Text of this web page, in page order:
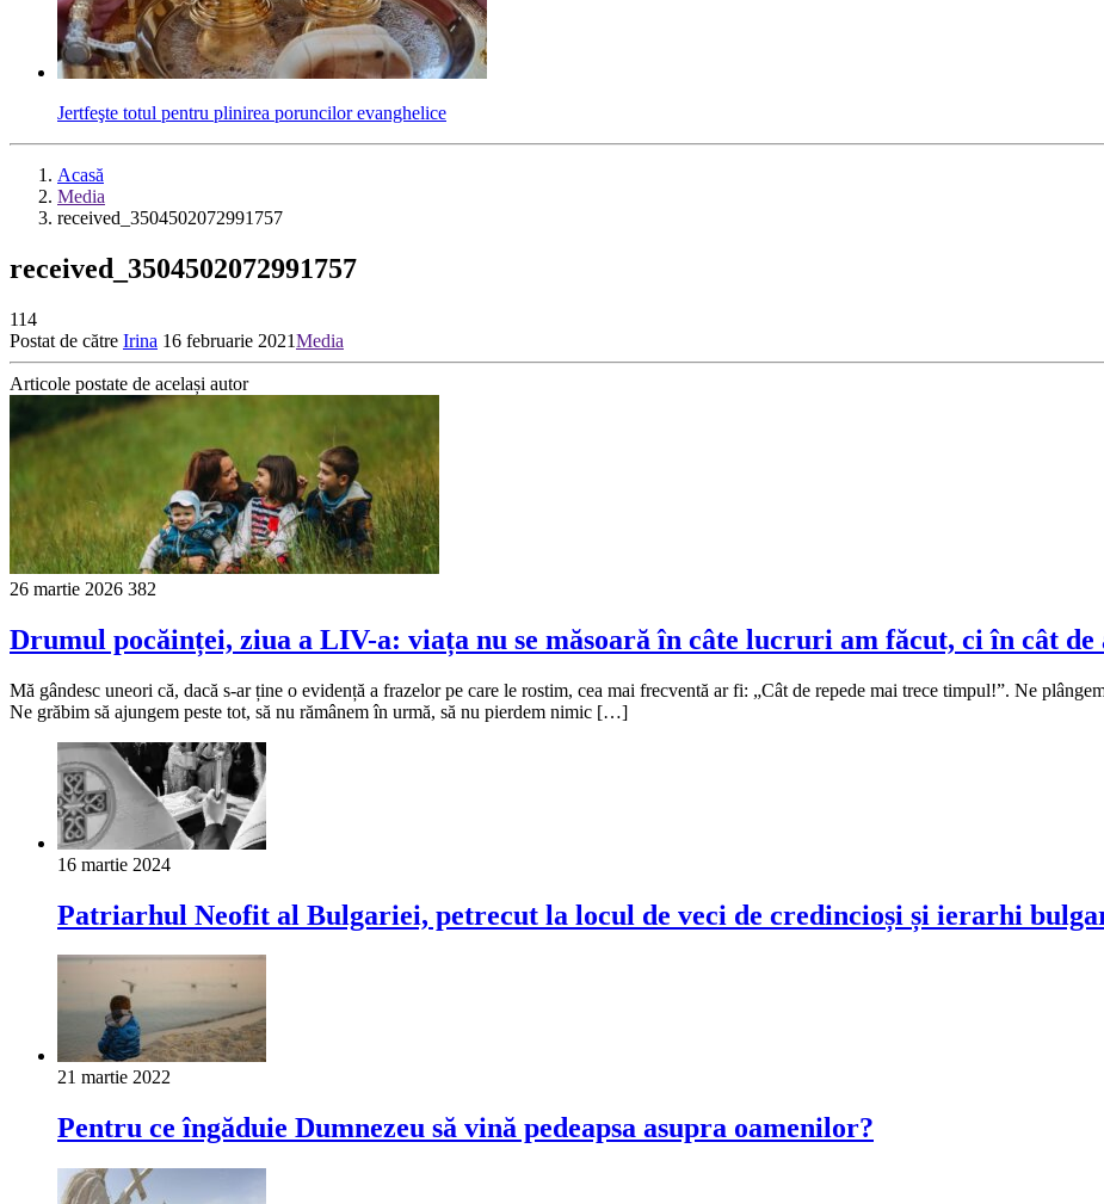
Jertfeşte totul pentru plinirea poruncilor evanghelice
Acasă
Media
received_3504502072991757
received_3504502072991757
114
Postat de către Irina 16 februarie 2021Media
Articole postate de același autor
26 martie 2026 382
Drumul pocăinței, ziua a LIV-a: viața nu se măsoară în câte lucruri am făcut, ci în cât de
Mă gândesc uneori că, dacă s-ar ține o evidență a frazelor pe care le rostim, cea mai frecventă ar fi: „Cât de repede mai trece timpul!”. Ne
Ne grăbim să ajungem peste tot, să nu rămânem în urmă, să nu pierdem nimic […]
16 martie 2024
Patriarhul Neofit al Bulgariei, petrecut la locul de veci de credincioși și ierarhi
21 martie 2022
Pentru ce îngăduie Dumnezeu să vină pedeapsa asupra oamenilor?